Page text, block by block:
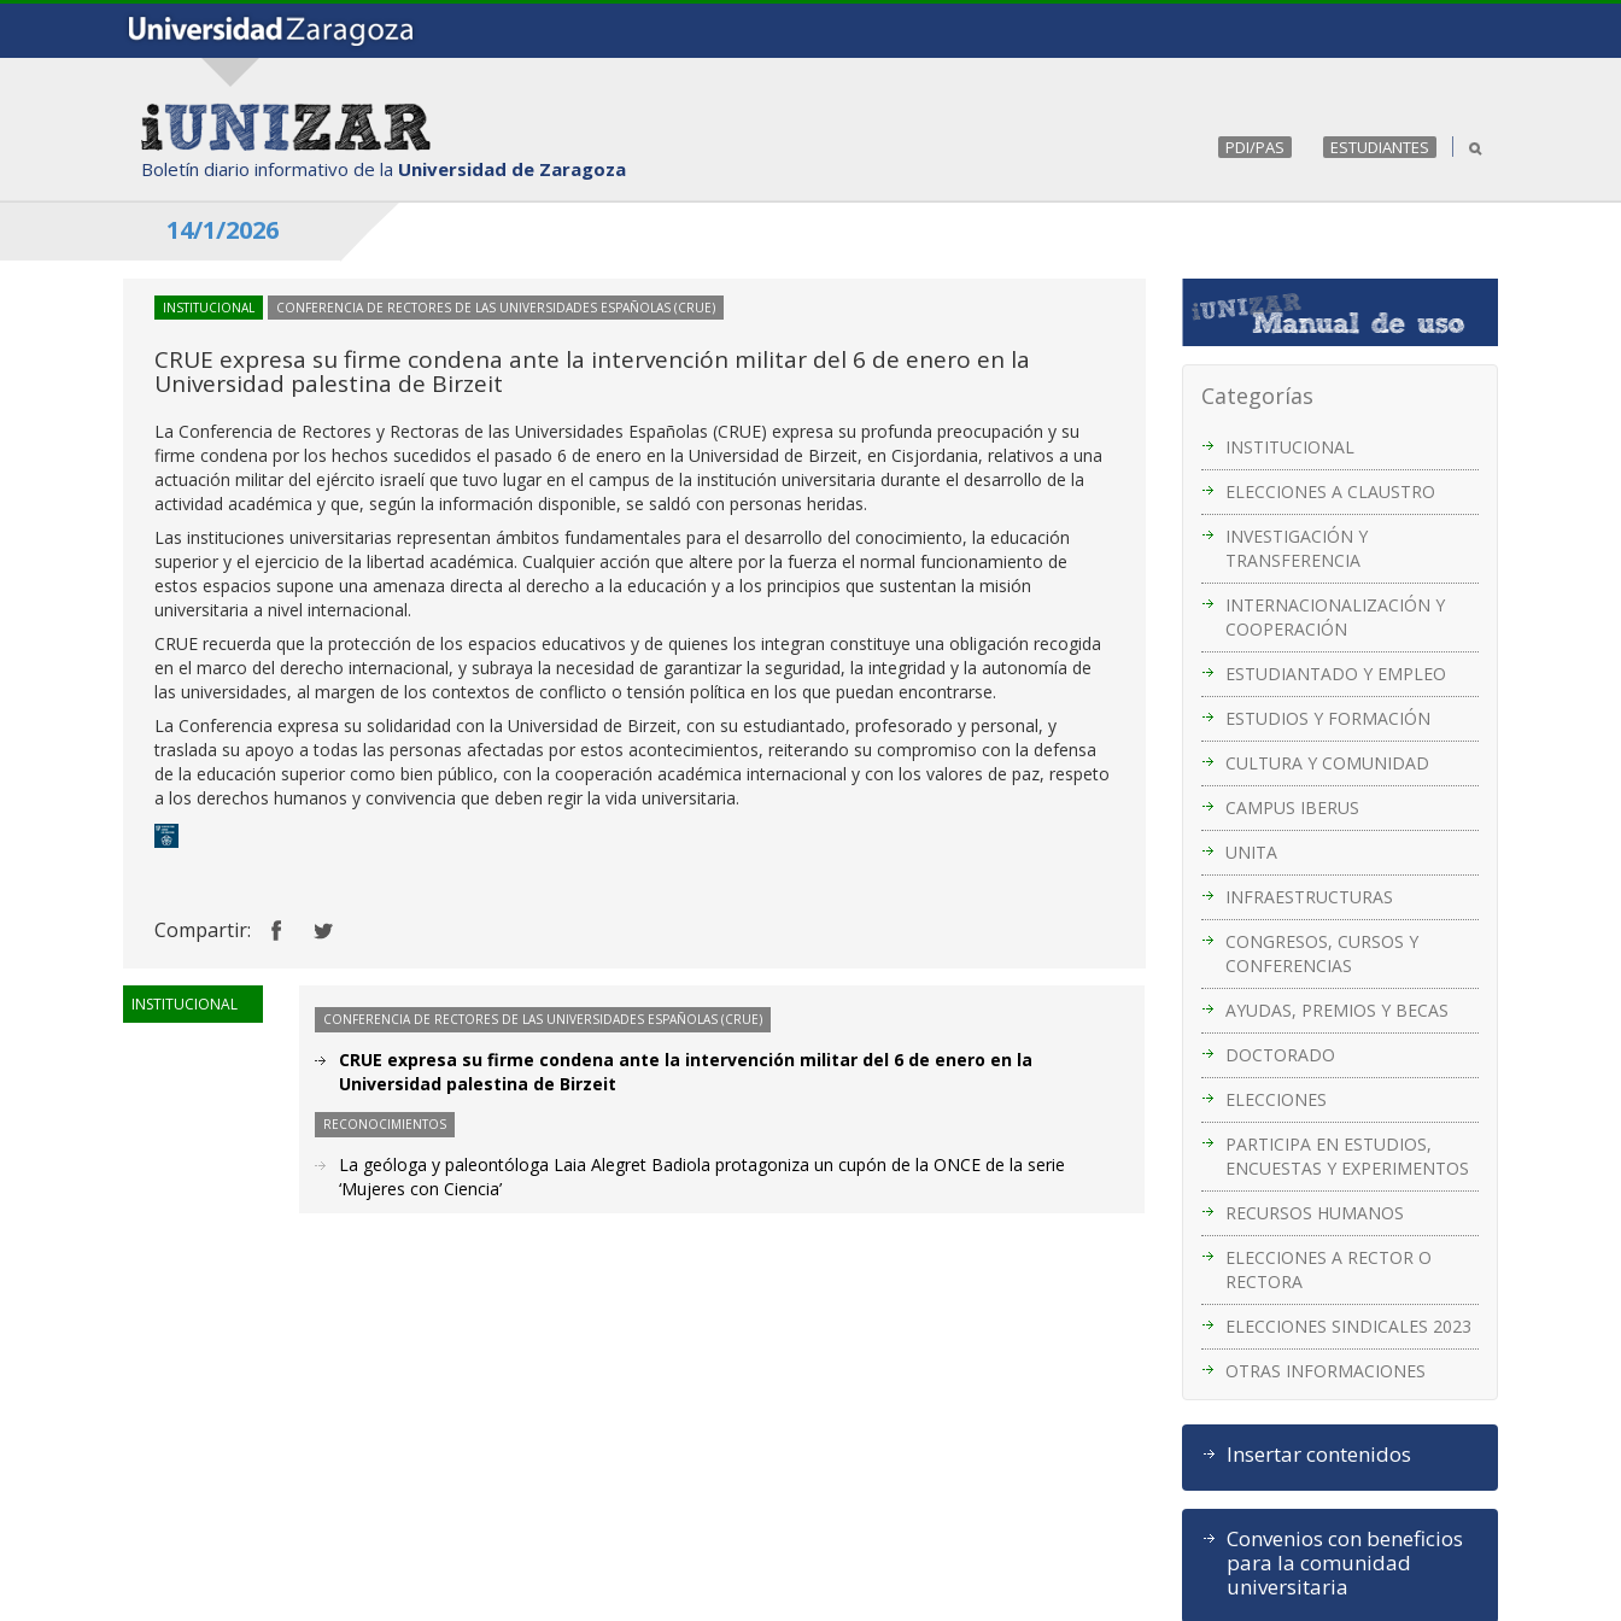
Boletín diario informativo de la Universidad de Zaragoza
PDI/PAS ESTUDIANTES
14/1/2026
Categorías
INSTITUCIONAL
ELECCIONES A CLAUSTRO
INVESTIGACIÓN Y
TRANSFERENCIA
INTERNACIONALIZACIÓN Y
COOPERACIÓN
ESTUDIANTADO Y EMPLEO
ESTUDIOS Y FORMACIÓN
CULTURA Y COMUNIDAD
CAMPUS IBERUS
UNITA
INFRAESTRUCTURAS
CONGRESOS, CURSOS Y
CONFERENCIAS
AYUDAS, PREMIOS Y BECAS
DOCTORADO
ELECCIONES
PARTICIPA EN ESTUDIOS,
ENCUESTAS Y EXPERIMENTOS
RECURSOS HUMANOS
ELECCIONES A RECTOR O
RECTORA
ELECCIONES SINDICALES 2023
OTRAS INFORMACIONES
Insertar contenidos
Convenios con beneficios
para la comunidad
universitaria
INSTITUCIONAL CONFERENCIA DE RECTORES DE LAS UNIVERSIDADES ESPAÑOLAS (CRUE)
CRUE expresa su firme condena ante la intervención militar del 6 de enero en la
Universidad palestina de Birzeit
La Conferencia de Rectores y Rectoras de las Universidades Españolas (CRUE) expresa su profunda preocupación y su
firme condena por los hechos sucedidos el pasado 6 de enero en la Universidad de Birzeit, en Cisjordania, relativos a una
actuación militar del ejército israelí que tuvo lugar en el campus de la institución universitaria durante el desarrollo de la
actividad académica y que, según la información disponible, se saldó con personas heridas.
Las instituciones universitarias representan ámbitos fundamentales para el desarrollo del conocimiento, la educación
superior y el ejercicio de la libertad académica. Cualquier acción que altere por la fuerza el normal funcionamiento de
estos espacios supone una amenaza directa al derecho a la educación y a los principios que sustentan la misión
universitaria a nivel internacional.
CRUE recuerda que la protección de los espacios educativos y de quienes los integran constituye una obligación recogida
en el marco del derecho internacional, y subraya la necesidad de garantizar la seguridad, la integridad y la autonomía de
las universidades, al margen de los contextos de conflicto o tensión política en los que puedan encontrarse.
La Conferencia expresa su solidaridad con la Universidad de Birzeit, con su estudiantado, profesorado y personal, y
traslada su apoyo a todas las personas afectadas por estos acontecimientos, reiterando su compromiso con la defensa
de la educación superior como bien público, con la cooperación académica internacional y con los valores de paz, respeto
a los derechos humanos y convivencia que deben regir la vida universitaria.
Compartir:
INSTITUCIONAL
CONFERENCIA DE RECTORES DE LAS UNIVERSIDADES ESPAÑOLAS (CRUE)
CRUE expresa su firme condena ante la intervención militar del 6 de enero en la
Universidad palestina de Birzeit
RECONOCIMIENTOS
La geóloga y paleontóloga Laia Alegret Badiola protagoniza un cupón de la ONCE de la serie
‘Mujeres con Ciencia’